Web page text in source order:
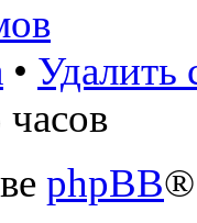
• Удалить
phpBB®